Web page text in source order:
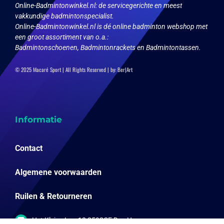
Online-Badmintonwinkel.nl:de servicegerichte en meest
vakkundige badmintonspecialist.
Online-Badmintonwinkel.nl is dé online badminton webshop met
een groot assortiment van o.a.:
Badmintonschoenen, Badmintonrackets en Badmintontassen.
© 2025 Macaré Sport | All Rights Reserved | by:Ber|Art
Informatie
Contact
Algemene voorwaarden
Ruilen & Retourneren
Het Kleine Loo 12 2592CE Den Haag